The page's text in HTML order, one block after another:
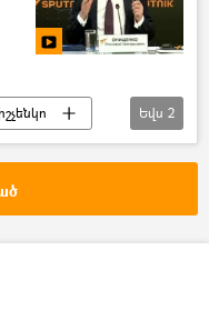
Եվս 2